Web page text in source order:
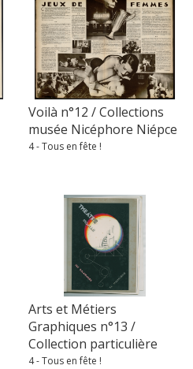
Voilà n°12 / Collections
musée Nicéphore Niépce
4 - Tous en fête !
Arts et Métiers
Graphiques n°13 /
Collection particulière
4 - Tous en fête !